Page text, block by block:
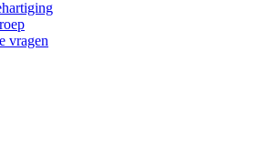
vragen